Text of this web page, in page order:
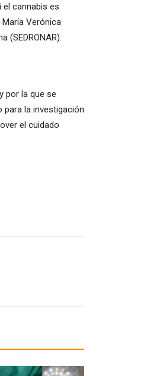
el cannabis es
Verónica
(SEDRONAR).
por la que se
la investigación
el cuidado